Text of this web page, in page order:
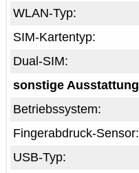
WLAN-Typ:
SIM-Kartentyp:
Dual-SIM:
sonstige Ausstattung
Betriebssystem:
Fingerabdruck-Sensor:
USB-Typ: